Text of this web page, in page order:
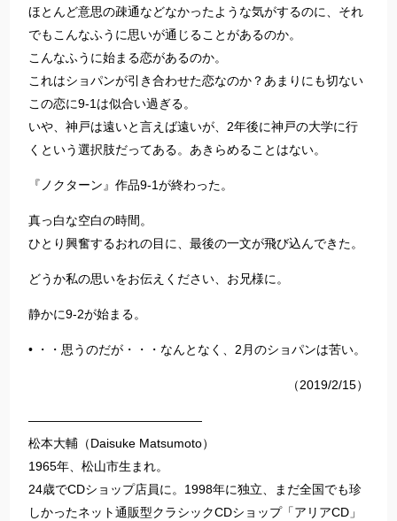
ほとんど意思の疎通などなかったような気がするのに、それ
でもこんなふうに思いが通じることがあるのか。
こんなふうに始まる恋があるのか。
これはショパンが引き合わせた恋なのか？あまりにも切ない
この恋に9-1は似合い過ぎる。
いや、神戸は遠いと言えば遠いが、2年後に神戸の大学に行
くという選択肢だってある。あきらめることはない。
『ノクターン』作品9-1が終わった。
真っ白な空白の時間。
ひとり興奮するおれの目に、最後の一文が飛び込んできた。
どうか私の思いをお伝えください、お兄様に。
静かに9-2が始まる。
• ・・思うのだが・・・なんとなく、2月のショパンは苦い。
（2019/2/15）
——————————————
松本大輔（Daisuke Matsumoto）
1965年、松山市生まれ。
24歳でCDショップ店員に。1998年に独立、まだ全国でも珍
しかったネット通販型クラシックCDショップ「アリアCD」